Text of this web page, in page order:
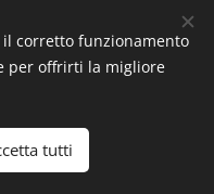
diritti riservati.
corretto funzionamento
per offrirti la migliore
tutti